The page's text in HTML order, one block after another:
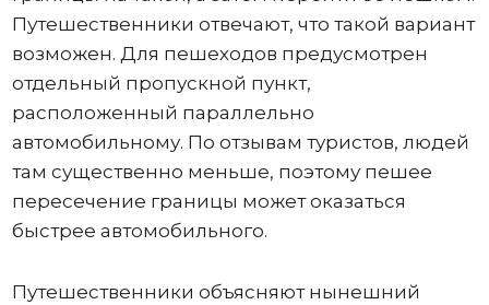
Путешественники отвечают, что такой вариант
возможен. Для пешеходов предусмотрен
отдельный пропускной пункт,
расположенный параллельно
автомобильному. По отзывам туристов, людей
там существенно меньше, поэтому пешее
пересечение границы может оказаться
быстрее автомобильного.
Путешественники объясняют нынешний